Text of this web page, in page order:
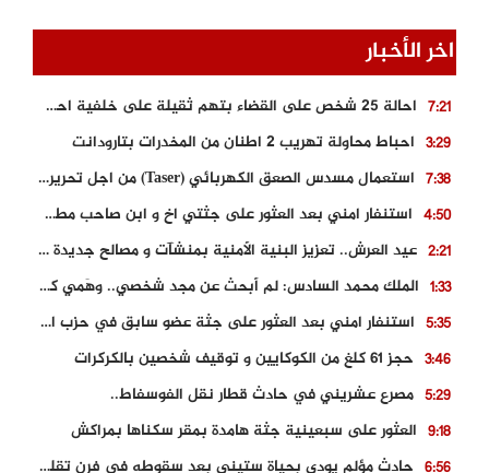
اخر الأخبار
7:21
احالة 25 شخص على القضاء بتهم ثقيلة على خلفية احداث المناطق الشمالية
3:29 احباط محاولة تهريب 2 اطنان من المخدرات بتارودانت
7:38
استعمال مسدس الصعق الكهربائي (Taser) من اجل تحرير شابة محتجزة
4:50
استنفار امني بعد العثور على جثتي اخ و ابن صاحب مطعم اسماك مشهور بطنجة
2:21
عيد العرش.. تعزيز البنية الأمنية بمنشآت و مصالح جديدة بكل من الحسيمة – فاس و الناظور
1:33
الملك محمد السادس: لم أبحث عن مجد شخصي.. وهَمي كرامة المغاربة
5:35
استنفار امني بعد العثور على جثة عضو سابق في حزب المصباح بالقنيطرة..
3:46 حجز 61 كلغ من الكوكايين و توقيف شخصين بالكركرات
5:29 مصرع عشريني في حادث قطار نقل الفوسفاط..
9:18 العثور على سبعينية جثة هامدة بمقر سكناها بمراكش
6:56
حادث مؤلم يودي بحياة ستيني بعد سقوطه في فرن تقليدي “للجير”